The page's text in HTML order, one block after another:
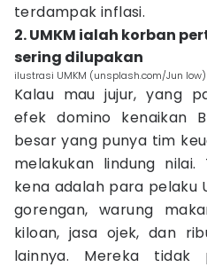
terdampak inflasi.
2. UMKM ialah korban
sering dilupakan
ilustrasi UMKM (unsplash.com/Jun low)
Kalau mau jujur, yang
efek domino kenaikan
besar yang punya tim
melakukan lindung
kena adalah para pelaku
gorengan, warung
kiloan, jasa ojek, dan
lainnya. Mereka tidak